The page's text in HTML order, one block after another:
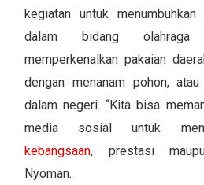
kegiatan untuk
dalam bidang olahraga
memperkenalkan pakaian
dengan menanam pohon,
dalam negeri. “Kita bisa
media sosial untuk
kebangsaan, prestasi
Nyoman.